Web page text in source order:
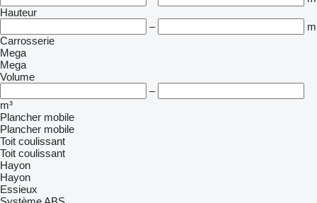
Hauteur
–
m
Carrosserie
Mega
Mega
Volume
–
m³
Plancher mobile
Plancher mobile
Toit coulissant
Toit coulissant
Hayon
Hayon
Essieux